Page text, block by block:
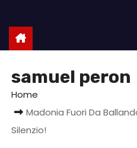
samuel peron
Home
Madonia Fuori Da
Silenzio!